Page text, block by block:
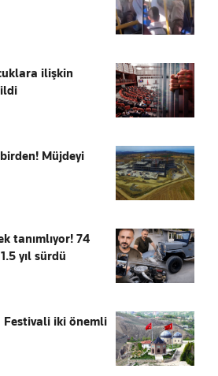
ilişkin
Müjdeyi
tanımlıyor! 74
yıl sürdü
iki önemli